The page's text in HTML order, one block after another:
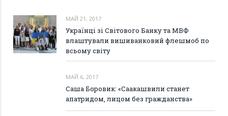
МАЙ 21, 2017
Українці зі Світового Банку та МВФ
влаштували вишиванковий флешмоб по
всьому світу
МАЙ 6, 2017
Саша Боровик: «Саакашвили станет
апатридом, лицом без гражданства»